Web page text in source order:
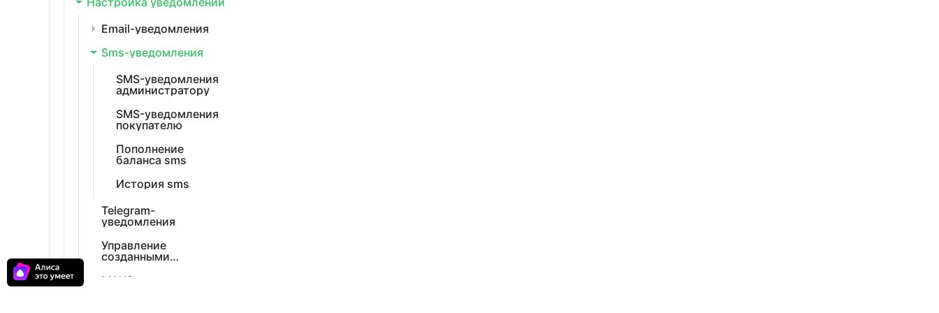
Email-уведомления
Sms-уведомления
SMS-уведомления
администратору
SMS-уведомления
покупателю
Пополнение
баланса sms
История sms
Telegram-
уведомления
Управление
созданными
МАКС-уведомления